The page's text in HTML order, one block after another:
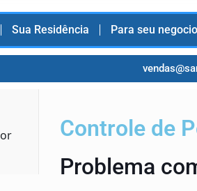
Sua Residência Para seu negocio
Controle de
Problema
or